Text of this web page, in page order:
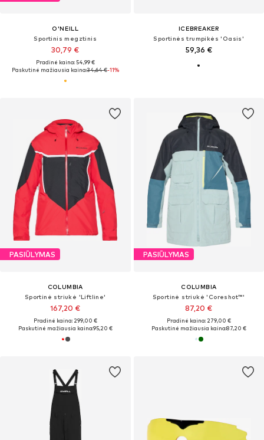
O'NEILL
Sportinis megztinis
30,79 €
Pradinė kaina: 54,99 €
Paskutinė mažiausia kaina:34,64 €-11%
ICEBREAKER
Sportinės trumpikės 'Oasis'
59,36 €
PASIŪLYMAS
COLUMBIA
Sportinė striukė 'Liftline'
167,20 €
Pradinė kaina: 299,00 €
Paskutinė mažiausia kaina:95,20 €
PASIŪLYMAS
COLUMBIA
Sportinė striukė 'Coreshot™'
87,20 €
Pradinė kaina: 279,00 €
Paskutinė mažiausia kaina:87,20 €